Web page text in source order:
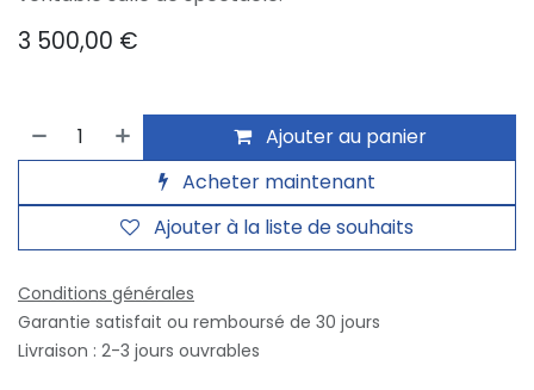
3 500,00 €
Ajouter au panier
Acheter maintenant
Ajouter à la liste de souhaits
Conditions générales
Garantie satisfait ou remboursé de 30 jours
Livraison : 2-3 jours ouvrables